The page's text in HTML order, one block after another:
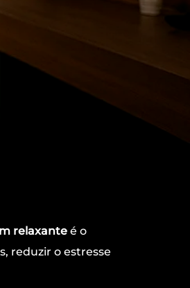
relaxante é o
reduzir o estresse